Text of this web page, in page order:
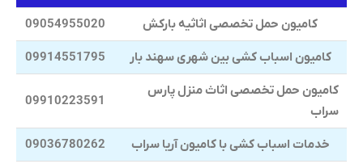
کامیون حمل تخصصی اثاثیه بارکش 09054955020
کامیون اسباب کشی بین شهری سهند بار 09914551795
کامیون حمل تخصصی اثاث منزلپارس
سراب
09910223591
خدمات اسباب کشی با کامیون آریا سراب 09036780262